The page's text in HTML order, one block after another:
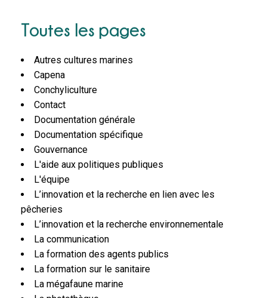
Toutes les pages
Autres cultures marines
Capena
Conchyliculture
Contact
Documentation générale
Documentation spécifique
Gouvernance
L'aide aux politiques publiques
L'équipe
L’innovation et la recherche en lien avec les
pêcheries
L’innovation et la recherche environnementale
La communication
La formation des agents publics
La formation sur le sanitaire
La mégafaune marine